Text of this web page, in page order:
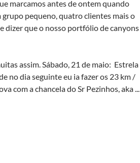
marcamos antes de ontem quando
pequeno, quatro clientes mais o
dizer que o nosso portfólio de canyons
assim. Sábado, 21 de maio: Estrela
no dia seguinte eu ia fazer os 23 km /
com a chancela do Sr Pezinhos, aka ...